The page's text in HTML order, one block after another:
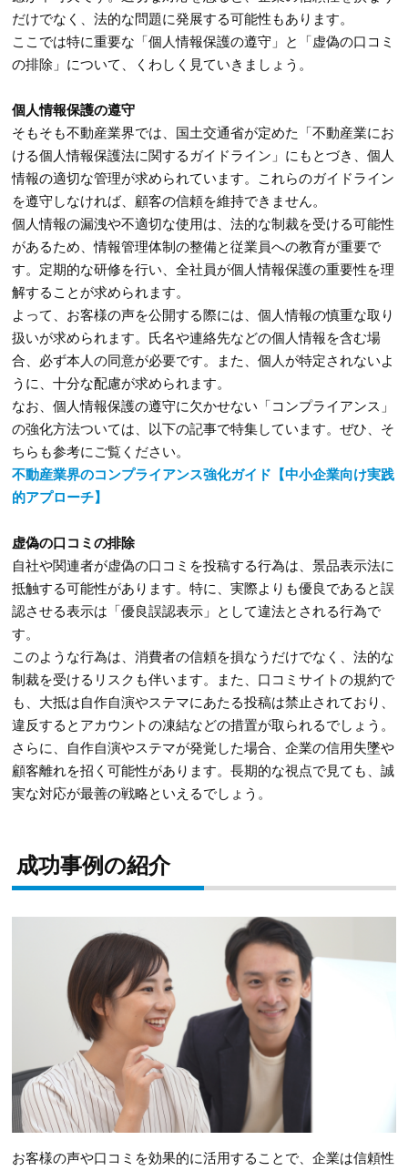
だけでなく、法的な問題に発展する可能性もあります。
ここでは特に重要な「個人情報保護の遵守」と「虚偽の口コミ
の排除」について、くわしく見ていきましょう。
個人情報保護の遵守
そもそも不動産業界では、国土交通省が定めた「不動産業にお
ける個人情報保護法に関するガイドライン」にもとづき、個人
情報の適切な管理が求められています。これらのガイドライン
を遵守しなければ、顧客の信頼を維持できません。
個人情報の漏洩や不適切な使用は、法的な制裁を受ける可能性
があるため、情報管理体制の整備と従業員への教育が重要で
す。定期的な研修を行い、全社員が個人情報保護の重要性を理
解することが求められます。
よって、お客様の声を公開する際には、個人情報の慎重な取り
扱いが求められます。氏名や連絡先などの個人情報を含む場
合、必ず本人の同意が必要です。また、個人が特定されないよ
うに、十分な配慮が求められます。
なお、個人情報保護の遵守に欠かせない「コンプライアンス」
の強化方法ついては、以下の記事で特集しています。ぜひ、そ
ちらも参考にご覧ください。
不動産業界のコンプライアンス強化ガイド【中小企業向け実践
的アプローチ】
虚偽の口コミの排除
自社や関連者が虚偽の口コミを投稿する行為は、景品表示法に
抵触する可能性があります。特に、実際よりも優良であると誤
認させる表示は「優良誤認表示」として違法とされる行為で
す。
このような行為は、消費者の信頼を損なうだけでなく、法的な
制裁を受けるリスクも伴います。また、口コミサイトの規約で
も、大抵は自作自演やステマにあたる投稿は禁止されており、
違反するとアカウントの凍結などの措置が取られるでしょう。
さらに、自作自演やステマが発覚した場合、企業の信用失墜や
顧客離れを招く可能性があります。長期的な視点で見ても、誠
実な対応が最善の戦略といえるでしょう。
成功事例の紹介
お客様の声や口コミを効果的に活用することで、企業は信頼性